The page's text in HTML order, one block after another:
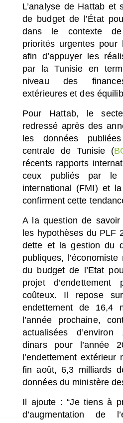
L’analyse de Hattab et
de budget de l’État
dans le contexte de
priorités urgentes pour
afin d’appuyer les
par la Tunisie en
niveau des
extérieures et des
Pour Hattab, le
redressé après des
les données
centrale de Tunisie (
récents rapports
ceux publiés par le
international (FMI) et
confirment cette
A la question de
les hypothèses du PLF
dette et la gestion du
publiques,
du budget de l’Etat
projet
coûteux. Il repose sur
endettement de 16,4
l’année prochaine,
actualisées
dinars pour l’année
l’endettement extérieur
fin août, 6,3 milliards
données du ministère
Il ajoute : “Je tiens à
d’augmentation de